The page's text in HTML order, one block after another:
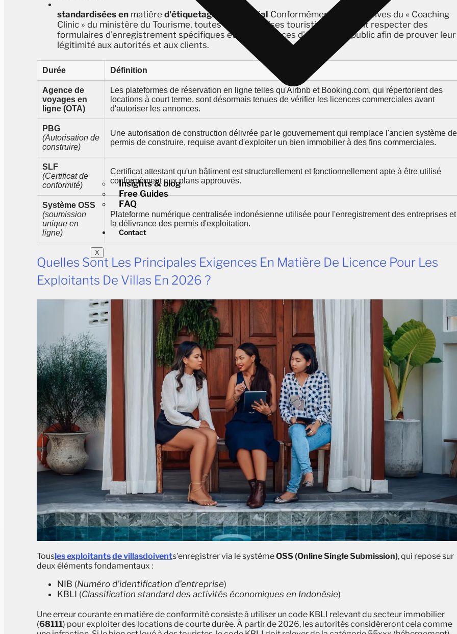
Insights & blog
Free Guides
FAQ
Contact
X
standardisées en matière d'étiquetage commercial Conformément aux directives du « Coaching
Clinic » du ministère du Tourisme, toutes les entreprises touristiques doivent respecter des
formulaires d'enregistrement spécifiques et des exigences d'étiquetage public afin de prouver leur
légitimité aux autorités et aux clients.
Durée Définition
Agence de
voyages en
ligne (OTA)
Les plateformes de réservation en ligne telles qu'Airbnb et Booking.com, qui répertorient des
locations à court terme, sont désormais tenues de vérifier les licences commerciales avant
d'autoriser les annonces.
PBG
(Autorisation de
construire)
Une autorisation de construction délivrée par le gouvernement qui remplace l'ancien système de
permis de construire, requise avant d'exploiter un bien immobilier à des fins commerciales.
SLF
(Certificat de
conformité)
Certificat attestant qu'un bâtiment est structurellement et fonctionnellement apte à être utilisé
conformément aux plans approuvés.
Système OSS
(soumission
unique en
ligne)
Plateforme numérique centralisée indonésienne utilisée pour l'enregistrement des entreprises et
la délivrance des permis d'exploitation.
Quelles Sont Les Principales Exigences En Matière De Licence Pour Les
Exploitants De Villas En 2026 ?
Tousles exploitantsde villasdoivents'enregistrer via le systèmeOSS (Online Single Submission), qui repose sur
deux éléments fondamentaux :
NIB (Numéro d'identification d'entreprise)
KBLI (Classification standard des activités économiques en Indonésie)
Une erreur courante en matière de conformité consiste à utiliser un code KBLI relevant du secteur immobilier
(68111) pour exploiter des locations de courte durée. À partir de 2026, les autorités considéreront cela comme